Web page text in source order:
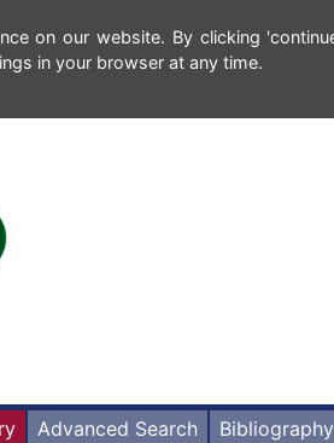
on our website. By clicking
in your browser at any time.
Advanced Search Bibliography